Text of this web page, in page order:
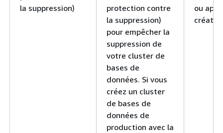
la suppression)
protection contre
la suppression)
pour empêcher la
suppression de
votre cluster de
bases de
données. Si vous
créez un cluster
de bases de
données de
production avec la
ou